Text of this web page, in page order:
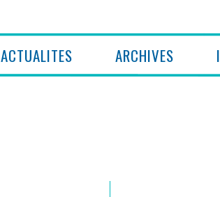
ACTUALITES ARCHIVES